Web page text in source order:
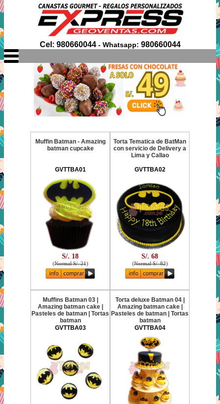
Cel: 980660044- Whatsapp: 980660044
Muffin Batman - Amazing
batman cupcake
GVTTBA01
S/. 18
(Normal S/. 21)
Torta Tematica de BatMan
con servicio de Delivery a
Lima y Callao
GVTTBA02
S/. 68
(Normal S/. 82)
Muffins Batman 03 |
Amazing batman cake |
Pasteles de batman | Tortas
batman
GVTTBA03
Torta deluxe Batman 04 |
Amazing batman cake |
Pasteles de batman | Tortas
batman
GVTTBA04